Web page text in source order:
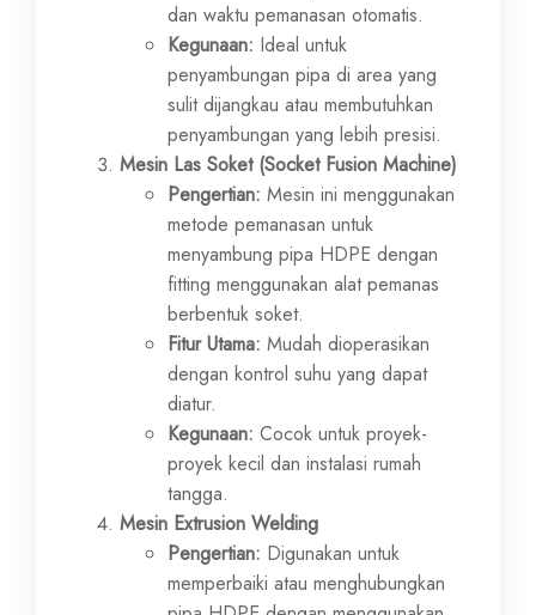
dan waktu pemanasan otomatis.
Kegunaan: Ideal untuk
penyambungan pipa di area yang
sulit dijangkau atau membutuhkan
penyambungan yang lebih presisi.
Mesin Las Soket (Socket Fusion Machine)
Pengertian: Mesin ini menggunakan
metode pemanasan untuk
menyambung pipa HDPE dengan
fitting menggunakan alat pemanas
berbentuk soket.
Fitur Utama: Mudah dioperasikan
dengan kontrol suhu yang dapat
diatur.
Kegunaan: Cocok untuk proyek-
proyek kecil dan instalasi rumah
tangga.
Mesin Extrusion Welding
Pengertian: Digunakan untuk
memperbaiki atau menghubungkan